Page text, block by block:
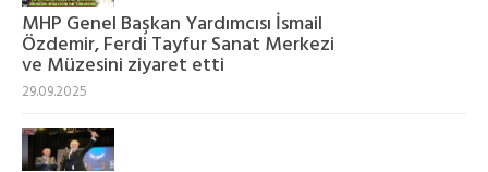
MHP Genel Başkan Yardımcısı İsmail
Özdemir, Ferdi Tayfur Sanat Merkezi
ve Müzesini ziyaret etti
29.09.2025